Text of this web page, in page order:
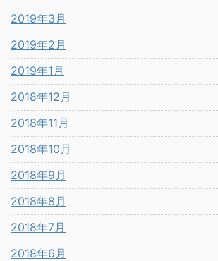
2019年3月
2019年2月
2019年1月
2018年12月
2018年11月
2018年10月
2018年9月
2018年8月
2018年7月
2018年6月